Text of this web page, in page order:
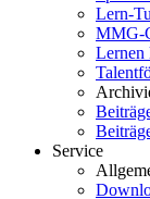
Lern-
MMG-
Lernen
Service